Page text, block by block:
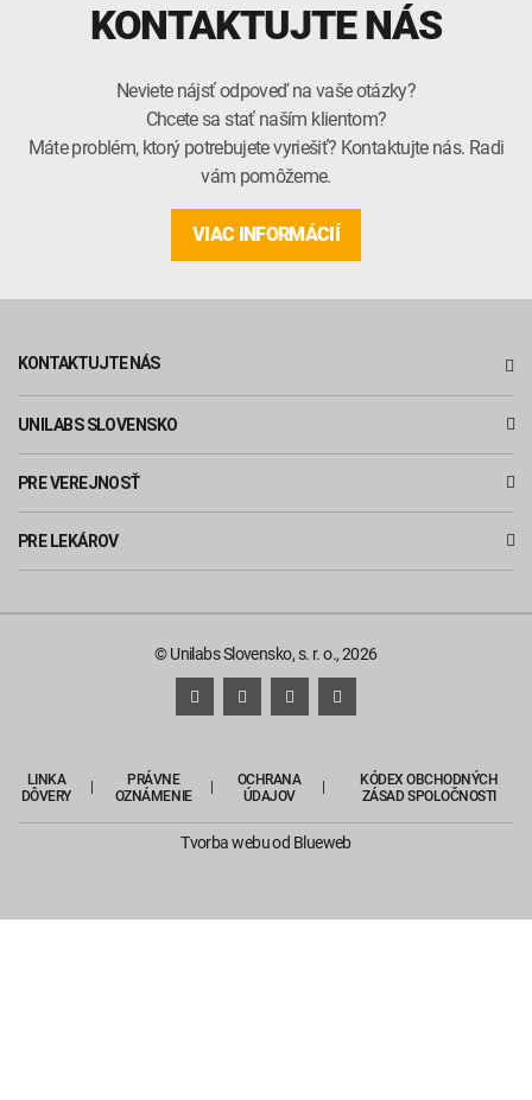
KONTAKTUJTE NÁS
Neviete nájsť odpoveď na vaše otázky?
Chcete sa stať naším klientom?
Máte problém, ktorý potrebujete vyriešiť? Kontaktujte nás. Radi
vám pomôžeme.
VIAC INFORMÁCIÍ
KONTAKTUJTE NÁS
UNILABS SLOVENSKO
PRE VEREJNOSŤ
PRE LEKÁROV
© Unilabs Slovensko, s. r. o., 2026
LINKA
DÔVERY
PRÁVNE
OZNÁMENIE
OCHRANA
ÚDAJOV
KÓDEX OBCHODNÝCH
ZÁSAD SPOLOČNOSTI
Tvorba webuod Blueweb